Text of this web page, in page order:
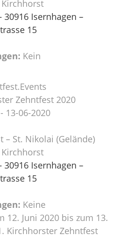
30916 Isernhagen –
15
Kein
Zehntfest 2020
13-06-2020
– St. Nikolai (Gelände)
30916 Isernhagen –
15
Keine
12. Juni 2020 bis zum 13.
Kirchhorster Zehntfest